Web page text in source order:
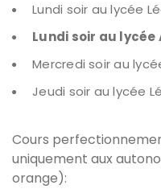
Lundi soir au lycée
Lundi soir au
Mercredi soir au
Jeudi soir au lycée
Cours
uniquement aux
orange):